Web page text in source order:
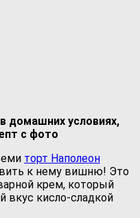
домашних условиях,
с фото
торт Наполеон
к нему вишню! Это
крем, который
вкус кисло-сладкой